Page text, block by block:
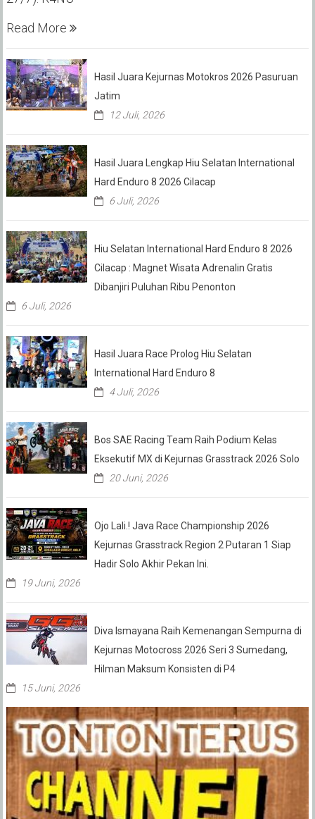
Read More
Hasil Juara Kejurnas Motokros 2026 Pasuruan
Jatim
12 Juli, 2026
Hasil Juara Lengkap Hiu Selatan International
Hard Enduro 8 2026 Cilacap
6 Juli, 2026
Hiu Selatan International Hard Enduro 8 2026
Cilacap : Magnet Wisata Adrenalin Gratis
Dibanjiri Puluhan Ribu Penonton
6 Juli, 2026
Hasil Juara Race Prolog Hiu Selatan
International Hard Enduro 8
4 Juli, 2026
Bos SAE Racing Team Raih Podium Kelas
Eksekutif MX di Kejurnas Grasstrack 2026 Solo
20 Juni, 2026
Ojo Lali.! Java Race Championship 2026
Kejurnas Grasstrack Region 2 Putaran 1 Siap
Hadir Solo Akhir Pekan Ini.
19 Juni, 2026
Diva Ismayana Raih Kemenangan Sempurna di
Kejurnas Motocross 2026 Seri 3 Sumedang,
Hilman Maksum Konsisten di P4
15 Juni, 2026